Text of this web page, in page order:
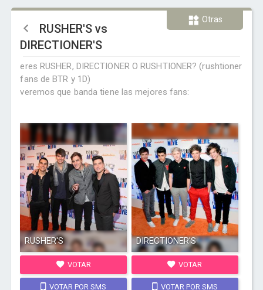
Otras
RUSHER'S vs
DIRECTIONER'S
eres RUSHER, DIRECTIONER O RUSHTIONER? (rushtioner
fans de BTR y 1D)
veremos que banda tiene las mejores fans:
RUSHER'S
VOTAR
VOTAR POR SMS
DIRECTIONER'S
VOTAR
VOTAR POR SMS